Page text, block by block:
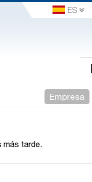
ES
Empresa
más tarde.